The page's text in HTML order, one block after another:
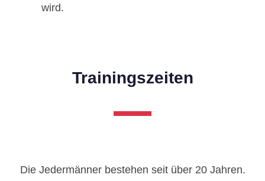
wird.
Trainingszeiten
Die Jedermänner bestehen seit über 20 Jahren.